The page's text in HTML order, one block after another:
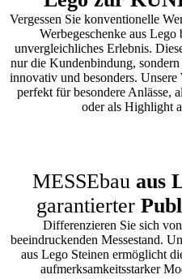
Vergessen Sie konventionelle
Werbegeschenke aus
unvergleichliches Erlebnis.
nur die Kundenbindung,
innovativ und besonders.
perfekt für besondere Anlässe,
oder als Highlight
MESSEbau aus
garantierter
Differenzieren Sie sich
beeindruckenden Messestand.
aus Lego Steinen ermöglicht
aufmerksamkeitsstarker